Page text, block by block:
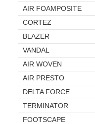
AIR FOAMPOSITE
CORTEZ
BLAZER
VANDAL
AIR WOVEN
AIR PRESTO
DELTA FORCE
TERMINATOR
FOOTSCAPE